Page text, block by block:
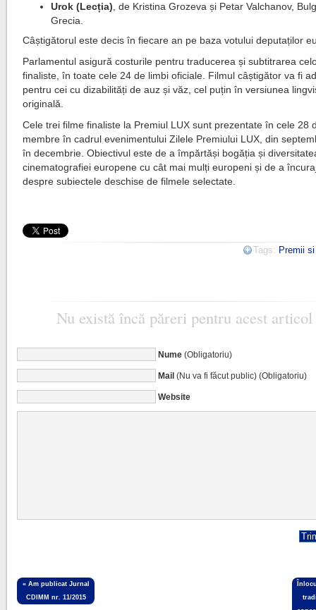
Urok (Lecția) , de Kristina Grozeva și Petar Valchanov,
Grecia.
Câștigătorul este decis în fiecare an pe baza votului deputaților
Parlamentul asigură costurile pentru traducerea și subtitrarea
finaliste, în toate cele 24 de limbi oficiale. Filmul câștigător va fi
pentru cei cu dizabilități de auz și văz, cel puțin în versiunea
originală.
Cele trei filme finaliste la Premiul LUX sunt prezentate în cele 28
membre în cadrul evenimentului Zilele Premiului LUX, din
în decembrie. Obiectivul este de a împărtăși bogăția și
cinematografiei europene cu cât mai mulți europeni și de a
despre subiectele deschise de filmele selectate.
Tags: Premii
Nu există încă păreri pentru acest articol
Nume(Obligatoriu)
Mail(Nu va fi făcut public) (Obligatoriu)
Website
« Am publicat Jurnal
CDIMM nr. 11/2015